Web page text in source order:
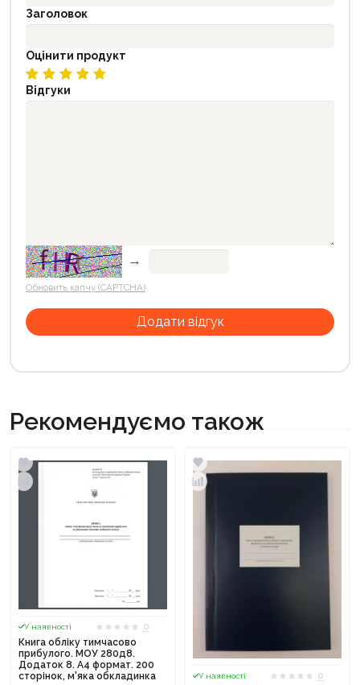
Заголовок
Оцінити продукт
Відгуки
→
Обновить капчу (CAPTCHA)
Рекомендуємо також
У наявності
0
Книга обліку тимчасово
прибулого. МОУ 280д8.
Додаток 8. А4 формат. 200
сторінок, м'яка обкладинка
У наявності
0